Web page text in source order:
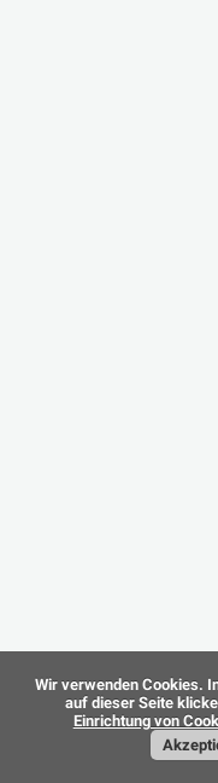
Wir verwenden Cookies.
auf dieser Seite
Einrichtung von